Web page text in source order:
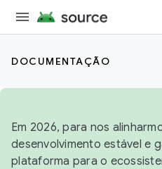
DOCUMENTAÇÃO
Em 2026, para nos
desenvolvimento estável e
plataforma para o